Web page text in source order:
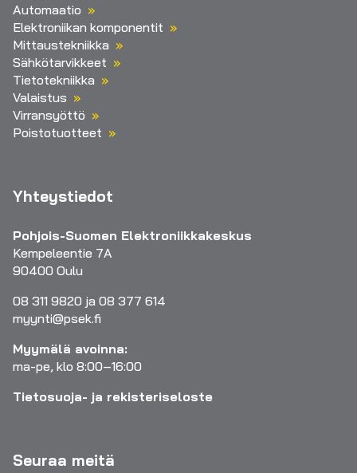
Automaatio
Elektroniikan komponentit
Mittaustekniikka
Sähkötarvikkeet
Tietotekniikka
Valaistus
Virransyöttö
Poistotuotteet
Yhteystiedot
Pohjois-Suomen Elektroniikkakeskus
Kempeleentie 7A
90400 Oulu
08 311 9820 ja 08 377 614
myynti@psek.fi
Myymälä avoinna:
ma-pe, klo 8:00–16:00
Tietosuoja- ja rekisteriseloste
Seuraa meitä